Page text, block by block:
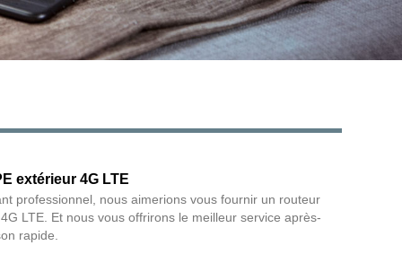
extérieur 4G LTE
professionnel, nous aimerions vous fournir un routeur
LTE. Et nous vous offrirons le meilleur service après-
rapide.